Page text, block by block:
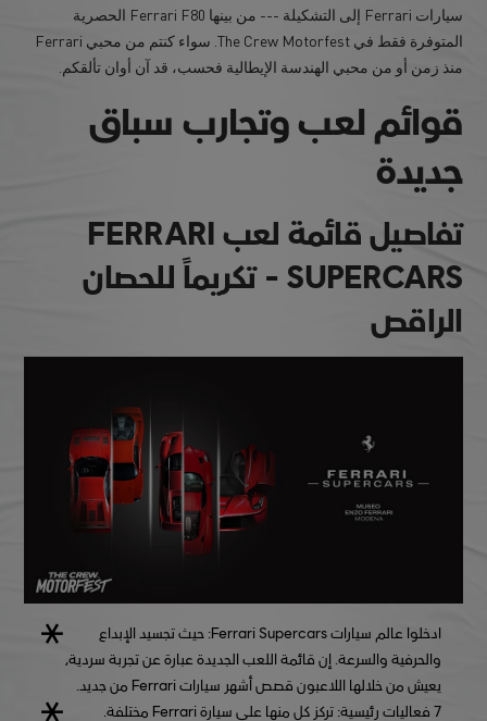
سيارات Ferrari إلى التشكيلة --- من بينها Ferrari F80 الحصرية
المتوفرة فقط في The Crew Motorfest. سواء كنتم من محبي Ferrari
منذ زمن أو من محبي الهندسة الإيطالية فحسب، قد آن أوان تألقكم.
قوائم لعب وتجارب سباق
جديدة
تفاصيل قائمة لعب FERRARI
SUPERCARS - تكريماً للحصان
الراقص
ادخلوا عالم سيارات Ferrari Supercars:
حيث تجسيد الإبداع
والحرفية والسرعة. إن قائمة اللعب الجديدة عبارة عن تجربة سردية،
يعيش من خلالها اللاعبون قصص أشهر سيارات Ferrari من جديد.
7 فعاليات رئيسية:
تركز كل منها على سيارة Ferrari مختلفة.